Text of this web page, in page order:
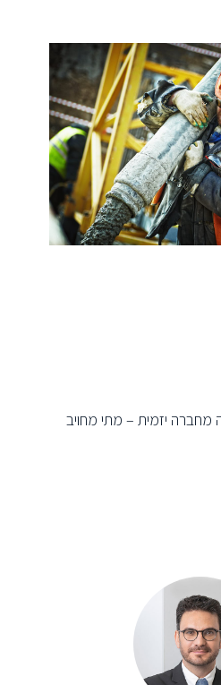
מחברה יזמית – מתי מחויב